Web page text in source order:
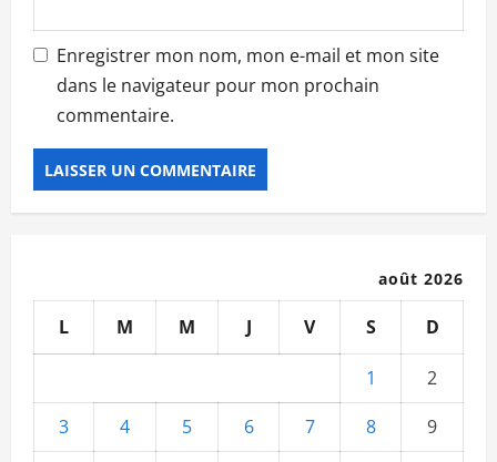
Enregistrer mon nom, mon e-mail et mon site
dans le navigateur pour mon prochain
commentaire.
août 2026
L M M J V S D
1
2
3
4 5 6 7 8
9